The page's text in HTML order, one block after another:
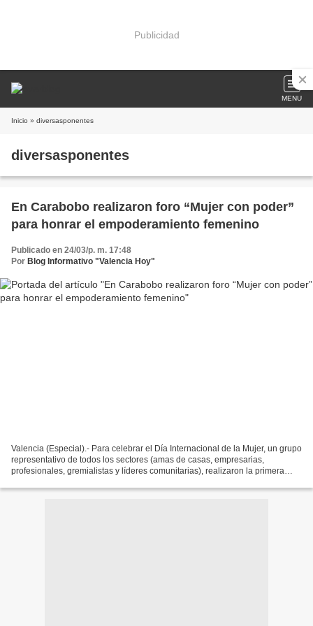
Publicidad
MENU
Inicio » diversasponentes
diversasponentes
En Carabobo realizaron foro “Mujer con poder”
para honrar el empoderamiento femenino
Publicado en 24/03/p. m. 17:48
Por Blog Informativo "Valencia Hoy"
Valencia (Especial).- Para celebrar el Día Internacional de la Mujer, un grupo
representativo de todos los sectores (amas de casas, empresarias,
profesionales, gremialistas y líderes comunitarias), realizaron la primera